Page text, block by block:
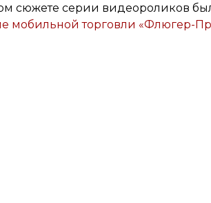
сюжете серии видеороликов
мобильной торговли «Флюгер-